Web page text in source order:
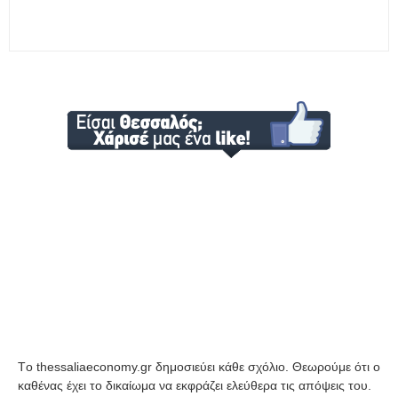
Tο thessaliaeconomy.gr δημοσιεύει κάθε σχόλιο. Θεωρούμε ότι ο
καθένας έχει το δικαίωμα να εκφράζει ελεύθερα τις απόψεις του.